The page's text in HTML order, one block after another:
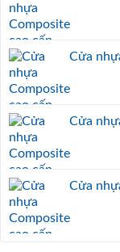
Cửa
Cửa
Cửa